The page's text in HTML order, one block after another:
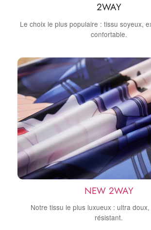
2WAY
Le choix le plus populaire : tissu soyeux,
confortable.
NEW 2WAY
Notre tissu le plus luxueux : ultra
résistant.